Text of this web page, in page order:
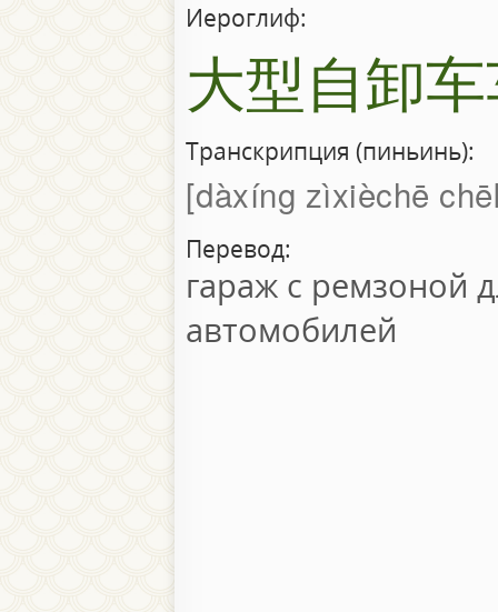
Иероглиф:
大型自卸
Транскрипция (пиньинь):
dàxíng zìxièchē
Перевод:
гараж с ремзоной
автомобилей